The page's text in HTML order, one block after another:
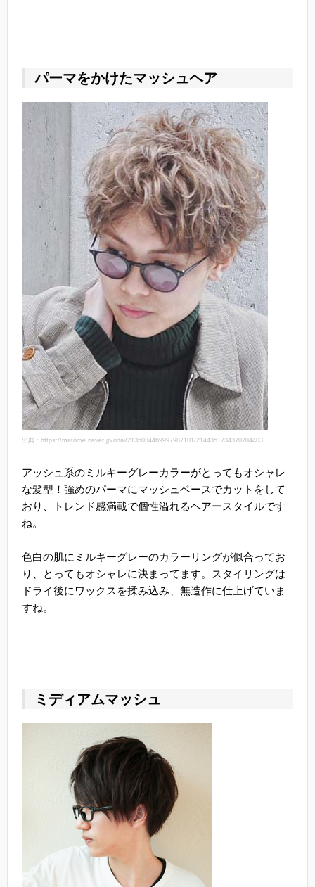
パーマをかけたマッシュヘア
出典：https://matome.naver.jp/odai/2135034469997987101/2144351734370704403
アッシュ系のミルキーグレーカラーがとってもオシャレ
な髪型！強めのパーマにマッシュベースでカットをして
おり、トレンド感満載で個性溢れるヘアースタイルです
ね。
色白の肌にミルキーグレーのカラーリングが似合ってお
り、とってもオシャレに決まってます。スタイリングは
ドライ後にワックスを揉み込み、無造作に仕上げていま
すね。
ミディアムマッシュ